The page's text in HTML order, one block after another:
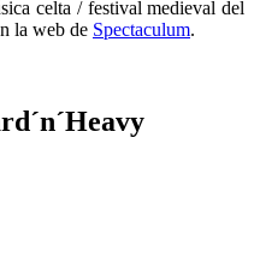
celta / festival medieval del
la web de Spectaculum.